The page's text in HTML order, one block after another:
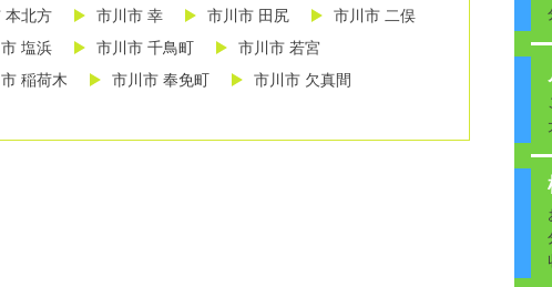
本北方 市川市 幸 市川市 田尻
市川市 二俣
塩浜 市川市 千鳥町
市川市 若宮
稲荷木 市川市 奉免町
市川市 欠真間